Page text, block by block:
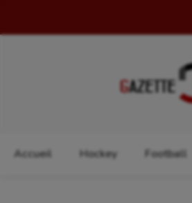
Accueil Hockey Football